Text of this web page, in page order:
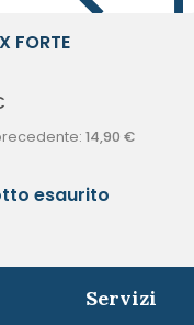
FORTE
14,90 €
esaurito
Servizi